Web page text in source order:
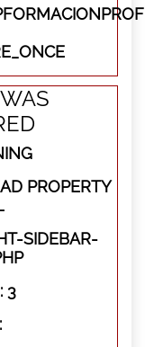
PROPERTY
SIDEBAR-
3